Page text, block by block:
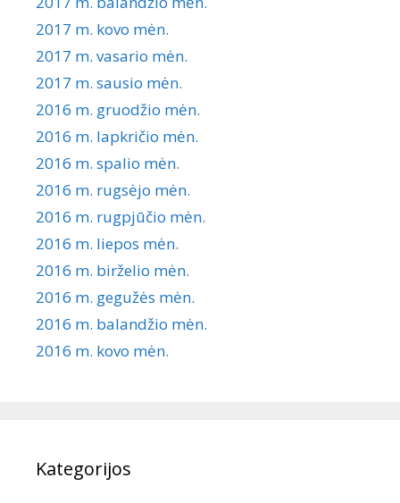
2017 m. kovo mėn.
2017 m. vasario mėn.
2017 m. sausio mėn.
2016 m. gruodžio mėn.
2016 m. lapkričio mėn.
2016 m. spalio mėn.
2016 m. rugsėjo mėn.
2016 m. rugpjūčio mėn.
2016 m. liepos mėn.
2016 m. birželio mėn.
2016 m. gegužės mėn.
2016 m. balandžio mėn.
2016 m. kovo mėn.
Kategorijos